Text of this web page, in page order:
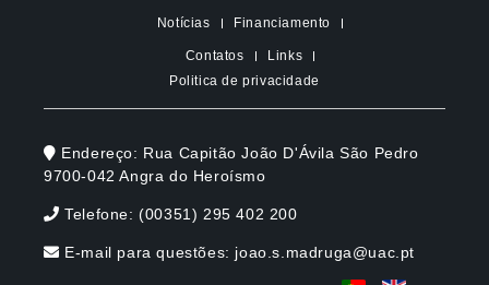
Notícias Financiamento
Contatos
Links
Politica de privacidade
Endereço: Rua Capitão João D'Ávila São Pedro
9700-042 Angra do Heroí­smo
Telefone: (00351) 295 402 200
E-mail para questões: joao.s.madruga@uac.pt